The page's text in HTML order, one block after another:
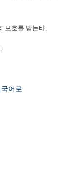
보호를 받는바,
어로